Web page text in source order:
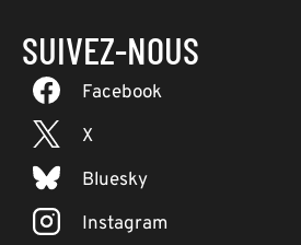
SUIVEZ-NOUS
Facebook
X
Bluesky
Instagram